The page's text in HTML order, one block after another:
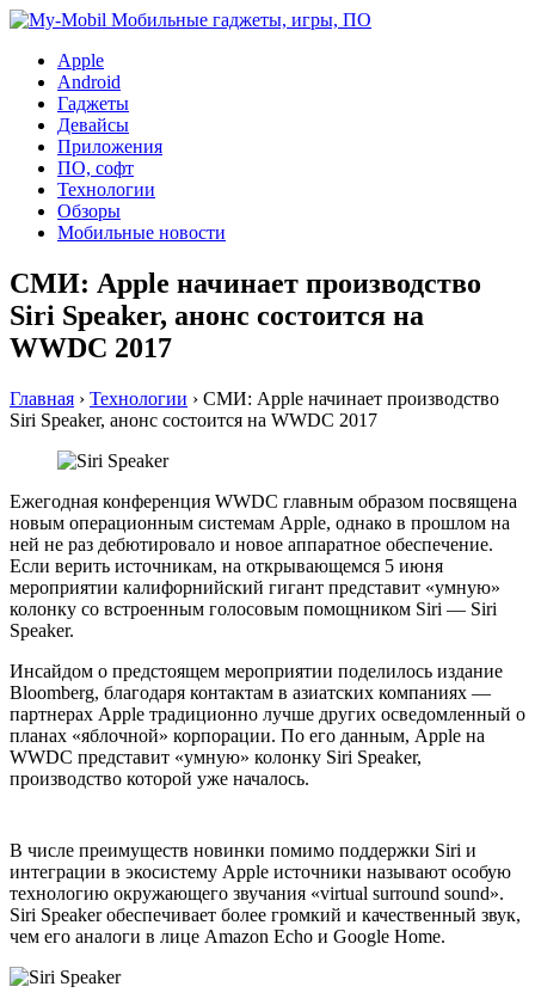
Apple
Android
Гаджеты
Девайсы
Приложения
ПО, софт
Технологии
Обзоры
Мобильные новости
СМИ: Apple начинает производство
Siri Speaker, анонс состоится на
WWDC 2017
Главная › Технологии › СМИ: Apple начинает производство
Siri Speaker, анонс состоится на WWDC 2017
Ежегодная конференция WWDC главным образом посвящена
новым операционным системам Apple, однако в прошлом на
ней не раз дебютировало и новое аппаратное обеспечение.
Если верить источникам, на открывающемся 5 июня
мероприятии калифорнийский гигант представит «умную»
колонку со встроенным голосовым помощником Siri — Siri
Speaker.
Инсайдом о предстоящем мероприятии поделилось издание
Bloomberg, благодаря контактам в азиатских компаниях —
партнерах Apple традиционно лучше других осведомленный о
планах «яблочной» корпорации. По его данным, Apple на
WWDC представит «умную» колонку Siri Speaker,
производство которой уже началось.
В числе преимуществ новинки помимо поддержки Siri и
интеграции в экосистему Apple источники называют особую
технологию окружающего звучания «virtual surround sound».
Siri Speaker обеспечивает более громкий и качественный звук,
чем его аналоги в лице Amazon Echo и Google Home.